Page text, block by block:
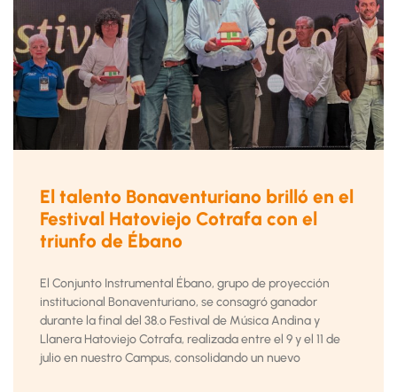
El talento Bonaventuriano brilló en el
Festival Hatoviejo Cotrafa con el
triunfo de Ébano
El Conjunto Instrumental Ébano, grupo de proyección
institucional Bonaventuriano, se consagró ganador
durante la final del 38.º Festival de Música Andina y
Llanera Hatoviejo Cotrafa, realizada entre el 9 y el 11 de
julio en nuestro Campus, consolidando un nuevo